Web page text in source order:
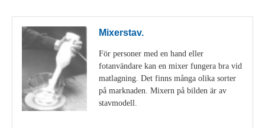
Mixerstav.
För personer med en hand eller
fotanvändare kan en mixer fungera bra vid
matlagning. Det finns många olika sorter
på marknaden. Mixern på bilden är av
stavmodell.